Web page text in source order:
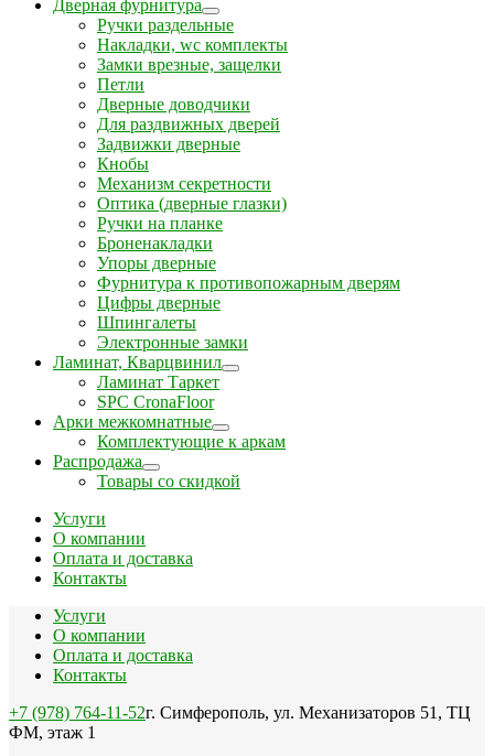
Дверная фурнитура
Ручки раздельные
Накладки, wc комплекты
Замки врезные, защелки
Петли
Дверные доводчики
Для раздвижных дверей
Задвижки дверные
Кнобы
Механизм секретности
Оптика (дверные глазки)
Ручки на планке
Броненакладки
Упоры дверные
Фурнитура к противопожарным дверям
Цифры дверные
Шпингалеты
Электронные замки
Ламинат, Кварцвинил
Ламинат Таркет
SPC CronaFloor
Арки межкомнатные
Комплектующие к аркам
Распродажа
Товары со скидкой
Услуги
О компании
Оплата и доставка
Контакты
Услуги
О компании
Оплата и доставка
Контакты
+7 (978) 764-11-52г. Симферополь, ул. Механизаторов 51, ТЦ
ФМ, этаж 1